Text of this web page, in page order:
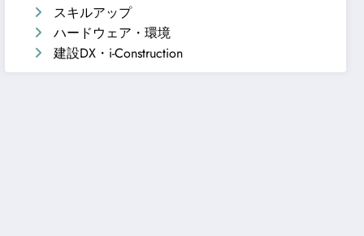
スキルアップ
ハードウェア・環境
建設DX・i-Construction